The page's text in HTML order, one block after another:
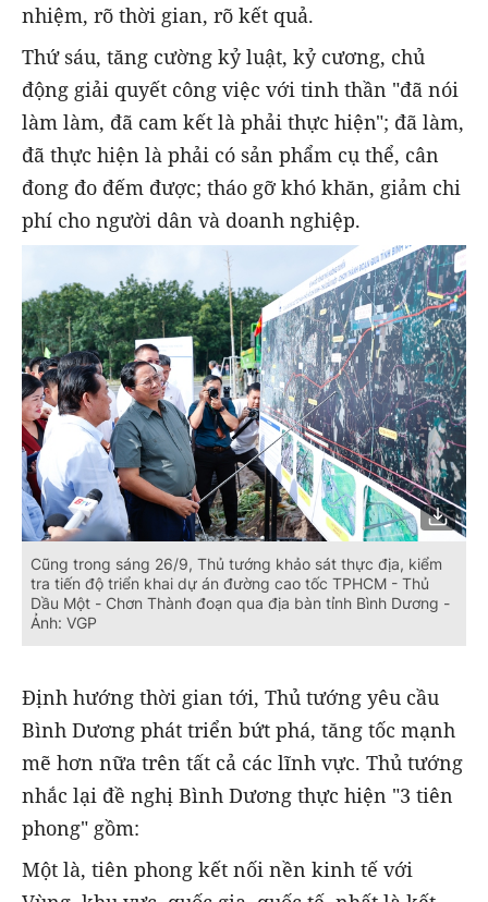
nhiệm, rõ thời gian, rõ kết quả.
Thứ sáu, tăng cường kỷ luật, kỷ cương, chủ
động giải quyết công việc với tinh thần "đã nói
làm làm, đã cam kết là phải thực hiện"; đã làm,
đã thực hiện là phải có sản phẩm cụ thể, cân
đong đo đếm được; tháo gỡ khó khăn, giảm chi
phí cho người dân và doanh nghiệp.
Cũng trong sáng 26/9, Thủ tướng khảo sát thực địa, kiểm
tra tiến độ triển khai dự án đường cao tốc TPHCM - Thủ
Dầu Một - Chơn Thành đoạn qua địa bàn tỉnh Bình Dương -
Ảnh: VGP
Định hướng thời gian tới, Thủ tướng yêu cầu
Bình Dương phát triển bứt phá, tăng tốc mạnh
mẽ hơn nữa trên tất cả các lĩnh vực. Thủ tướng
nhắc lại đề nghị Bình Dương thực hiện "3 tiên
phong" gồm:
Một là, tiên phong kết nối nền kinh tế với